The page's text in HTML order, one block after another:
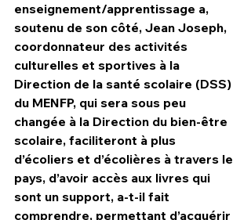
enseignement/apprentissage a,
soutenu de son côté, Jean Joseph,
coordonnateur des activités
culturelles et sportives à la
Direction de la santé scolaire (DSS)
du MENFP, qui sera sous peu
changée à la Direction du bien-être
scolaire, faciliteront à plus
d’écoliers et d’écolières à travers le
pays, d’avoir accès aux livres qui
sont un support, a-t-il fait
comprendre, permettant d’acquérir